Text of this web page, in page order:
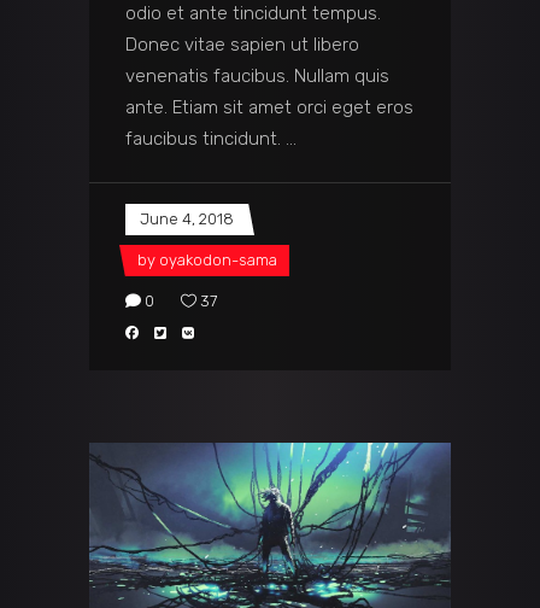
odio et ante tincidunt tempus.
Donec vitae sapien ut libero
venenatis faucibus. Nullam quis
ante. Etiam sit amet orci eget eros
faucibus tincidunt.
June 4, 2018
by oyakodon-sama
0 37